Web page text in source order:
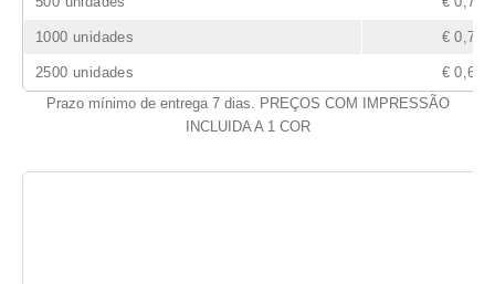
1000 unidades € 0,72
2500 unidades
€ 0,69
Prazo mínimo de entrega 7 dias. PREÇOS COM IMPRESSÃO
INCLUIDA A 1 COR